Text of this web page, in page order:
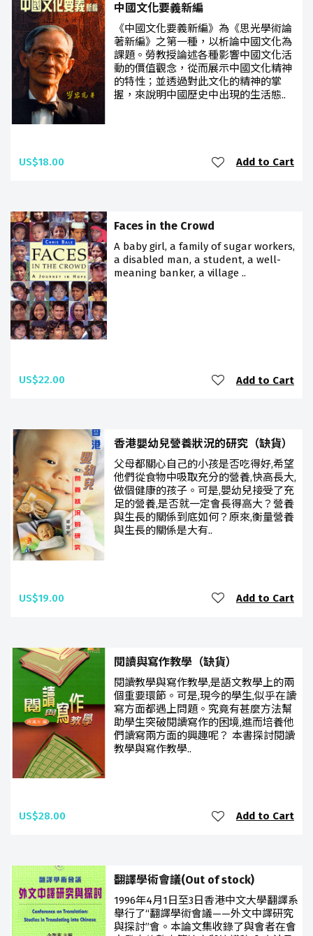
中國文化要義新編
《中國文化要義新編》為《思光學術論
著新編》之第一種，以析論中國文化為
課題。勞教授論述各種影響中國文化活
動的價值觀念，從而展示中國文化精神
的特性；並透過對此文化的精神的掌
握，來說明中國歷史中出現的生活態..
US$18.00 Add to Cart
Faces in the Crowd
A baby girl, a family of sugar workers,
a disabled man, a student, a well-
meaning banker, a village ..
US$22.00 Add to Cart
香港嬰幼兒營養狀況的研究（缺貨）
父母都關心自己的小孩是否吃得好,希望
他們從食物中吸取充分的營養,快高長大,
做個健康的孩子。可是,嬰幼兒接受了充
足的營養,是否就一定會長得高大？營養
與生長的關係到底如何？原來,衡量營養
與生長的關係是大有..
US$19.00 Add to Cart
閱讀與寫作教學（缺貨）
閱讀教學與寫作教學,是語文教學上的兩
個重要環節。可是,現今的學生,似乎在讀
寫方面都遇上問題。究竟有甚麼方法幫
助學生突破閱讀寫作的困境,進而培養他
們讀寫兩方面的興趣呢？ 本書探討閱讀
教學與寫作教學..
US$28.00 Add to Cart
翻譯學術會議(Out of stock)
1996年4月1日至3日香港中文大學翻譯系
舉行了“翻譯學術會議——外文中譯研究
與探討”會。本論文集收錄了與會者在會